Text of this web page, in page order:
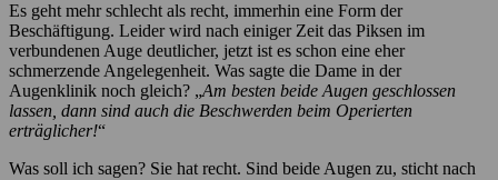
Es geht mehr schlecht als recht, immerhin eine Form der
Beschäftigung. Leider wird nach einiger Zeit das Piksen im
verbundenen Auge deutlicher, jetzt ist es schon eine eher
schmerzende Angelegenheit. Was sagte die Dame in der
Augenklinik noch gleich? „Am besten beide Augen geschlossen
lassen, dann sind auch die Beschwerden beim Operierten
erträglicher!“
Was soll ich sagen? Sie hat recht. Sind beide Augen zu, sticht nach